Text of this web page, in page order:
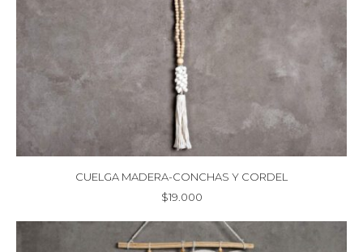
CUELGA MADERA-CONCHAS Y CORDEL
$19.000